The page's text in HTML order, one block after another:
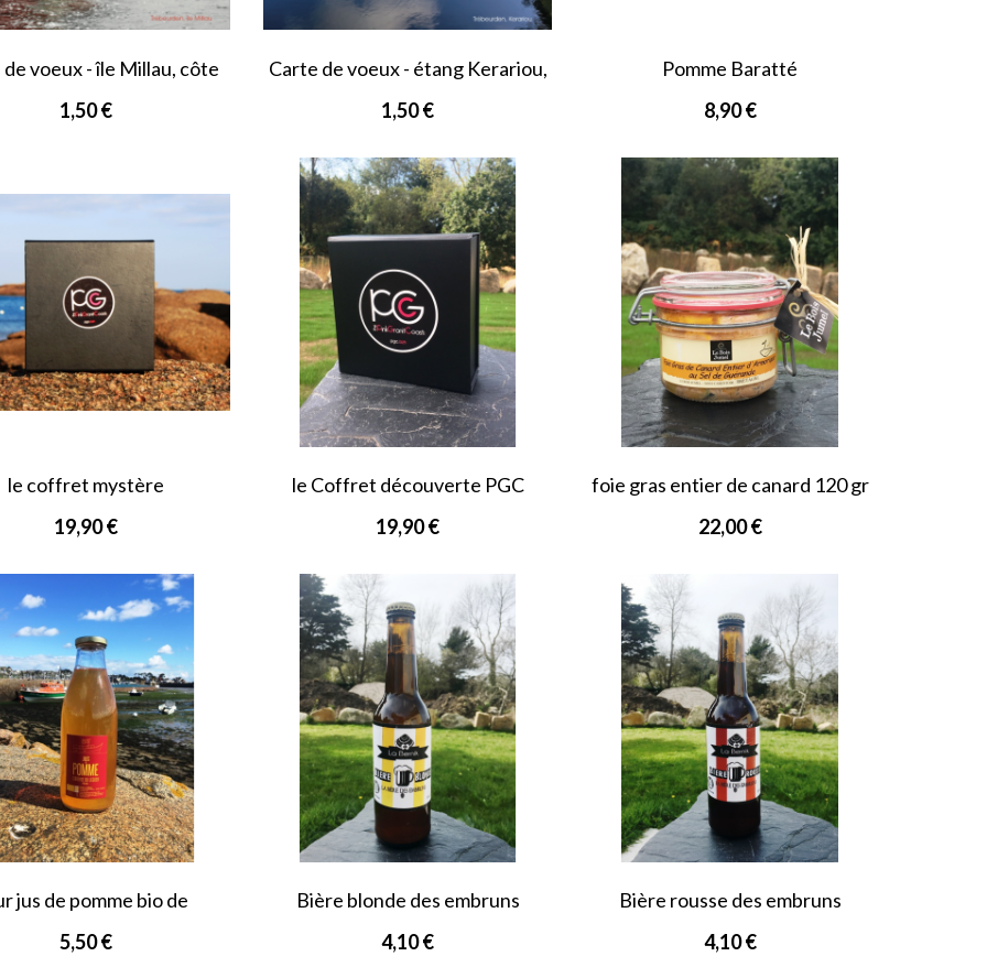
voeux - île Millau, côte
1,50 €
Carte de voeux - étang Kerariou,
1,50 €
Pomme Baratté
8,90 €
le coffret mystère
19,90 €
le Coffret découverte PGC
19,90 €
foie gras entier de canard 120 gr
22,00 €
jus de pomme bio de
5,50 €
Bière blonde des embruns
4,10 €
Bière rousse des embruns
4,10 €